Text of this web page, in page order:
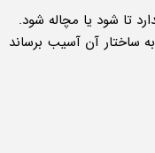
تا شود یا مچاله شود.
ساختار آن آسیب برساند